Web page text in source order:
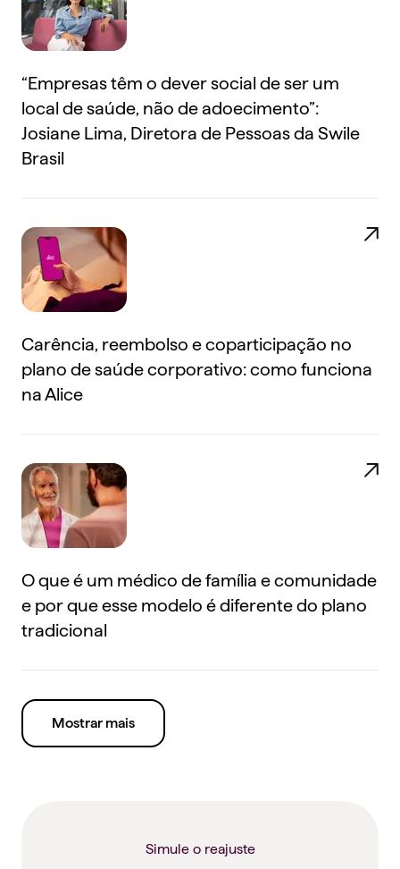
“Empresas têm o dever social de ser um
local de saúde, não de adoecimento”:
Josiane Lima, Diretora de Pessoas da Swile
Brasil
Carência, reembolso e coparticipação no
plano de saúde corporativo: como funciona
na Alice
O que é um médico de família e comunidade
e por que esse modelo é diferente do plano
tradicional
Mostrar mais
Simule o reajuste